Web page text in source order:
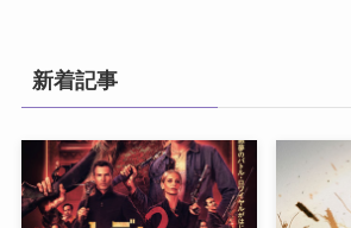
新着記事